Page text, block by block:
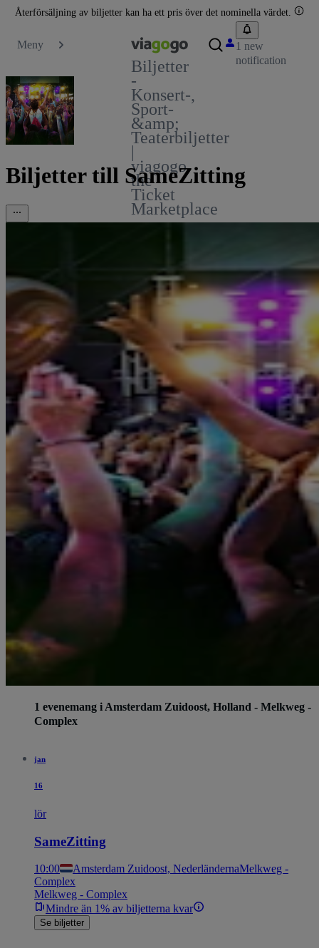
Återförsäljning av biljetter kan ha ett pris över det nominella värdet.
Meny
Biljetter
-
Konsert-,
Sport-
&amp;
Teaterbiljetter
|
viagogo
the
Ticket
Marketplace
1 new
notification
Biljetter till SameZitting
1 evenemang i Amsterdam Zuidoost, Holland - Melkweg -
Complex
jan
16
lör
SameZitting
10:00 Amsterdam Zuidoost, NederländernaMelkweg -
Complex
Melkweg - Complex
Mindre än 1% av biljetterna kvar
Se biljetter